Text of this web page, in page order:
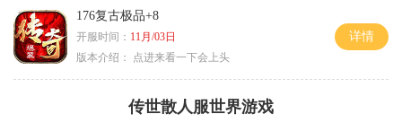
176复古极品+8
开服时间： 11月/03日
版本介绍：
点进来看一下会上头
详情
传世散人服世界游戏